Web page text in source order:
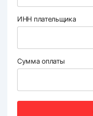
ИНН плательщика
Сумма оплаты